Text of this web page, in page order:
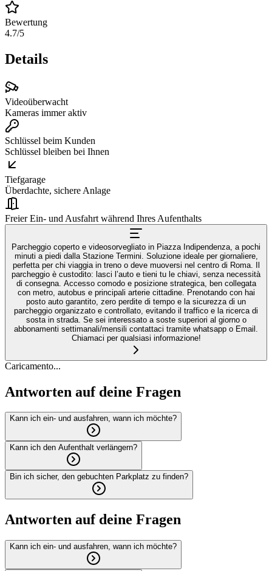
Bewertung
4.7/5
Details
Videoüberwacht
Kameras immer aktiv
Schlüssel beim Kunden
Schlüssel bleiben bei Ihnen
Tiefgarage
Überdachte, sichere Anlage
Freier Ein- und Ausfahrt während Ihres Aufenthalts
Parcheggio coperto e videosorvegliato in Piazza Indipendenza, a pochi
minuti a piedi dalla Stazione Termini. Soluzione ideale per giornaliere,
perfetta per chi viaggia in treno o deve muoversi nel centro di Roma. Il
parcheggio è custodito: lasci l’auto e tieni tu le chiavi, senza necessità
di consegna. Accesso comodo e posizione strategica, ben collegata
con metro, autobus e principali arterie cittadine. Prenotando con hai
posto auto garantito, zero perdite di tempo e la sicurezza di un
parcheggio organizzato e controllato, evitando il traffico e la ricerca di
sosta in strada. Se sei interessato a soste superiori al giorno o
abbonamenti settimanali/mensili contattaci tramite whatsapp o Email.
Chiamaci per qualsiasi informazione!
Caricamento...
Antworten auf deine Fragen
Kann ich ein- und ausfahren, wann ich möchte?
Kann ich den Aufenthalt verlängern?
Bin ich sicher, den gebuchten Parkplatz zu finden?
Antworten auf deine Fragen
Kann ich ein- und ausfahren, wann ich möchte?